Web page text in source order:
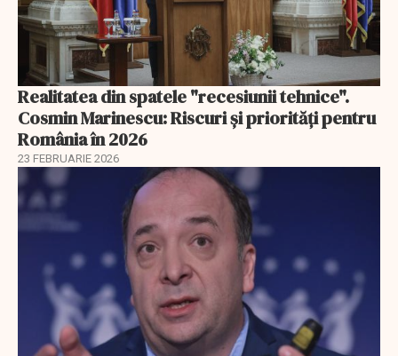
Realitatea din spatele "recesiunii tehnice".
Cosmin Marinescu: Riscuri și priorități pentru
România în 2026
23 FEBRUARIE 2026
EXCLUSIV